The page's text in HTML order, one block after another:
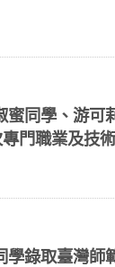
蜜同學、游可
門職業及技
錄取臺灣師